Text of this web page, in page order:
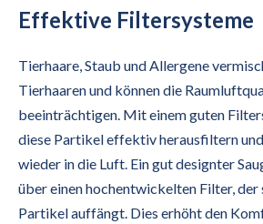
Effektive Filtersysteme
Tierhaare, Staub und Allergene
Tierhaaren und können die
beeinträchtigen. Mit einem guten
diese Partikel effektiv herausfiltern
wieder in die Luft. Ein gut designter
über einen hochentwickelten Filter,
Partikel auffängt. Dies erhöht den